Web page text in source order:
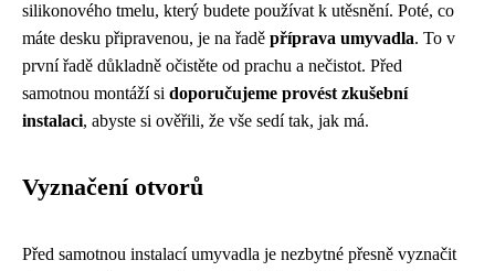
silikonového tmelu, který budete používat k utěsnění. Poté, co
máte desku připravenou, je na řadě příprava umyvadla. To v
první řadě důkladně očistěte od prachu a nečistot. Před
samotnou montáží si doporučujeme provést zkušební
instalaci, abyste si ověřili, že vše sedí tak, jak má.
Vyznačení otvorů
Před samotnou instalací umyvadla je nezbytné přesně vyznačit